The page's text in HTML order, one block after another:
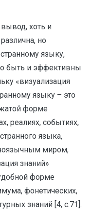
хоть и
но
языку,
быть и эффективны
«визуализация
языку – это
форме
реалиях, событиях,
языка,
миром,
знаний»
форме
фонетических,
знаний [4, с.71].